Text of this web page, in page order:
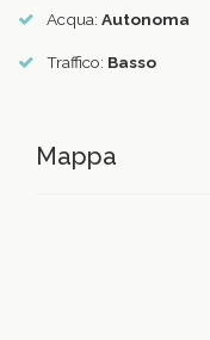
Acqua: Autonoma
Traffico: Basso
Mappa